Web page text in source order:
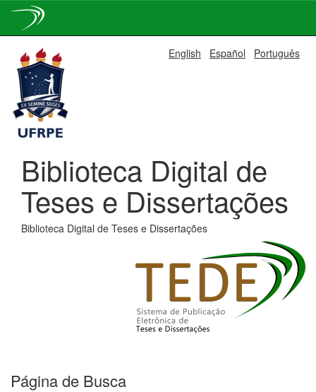
navigation
English Español Português
Biblioteca Digital de
Teses e Dissertações
Biblioteca Digital de Teses e Dissertações
Página de Busca